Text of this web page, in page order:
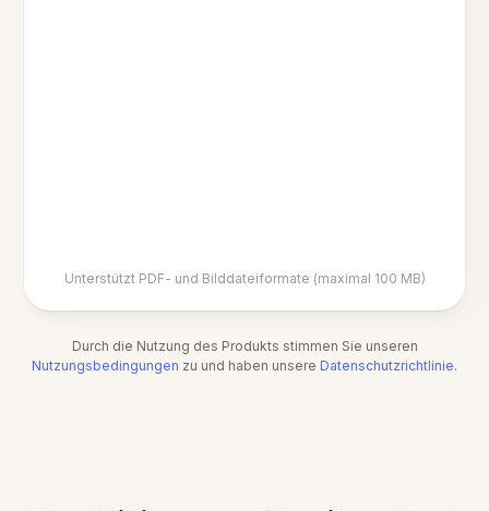
Unterstützt PDF- und Bilddateiformate (maximal 100 MB)
Durch die Nutzung des Produkts stimmen Sie unseren
Nutzungsbedingungen zu und haben unsere Datenschutzrichtlinie.